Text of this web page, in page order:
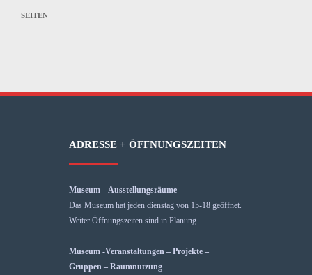
SEITEN
ADRESSE + ÖFFNUNGSZEITEN
Museum – Ausstellungsräume
Das Museum hat jeden dienstag von 15-18 geöffnet.
Weiter Öffnungszeiten sind in Planung.
Museum -Veranstaltungen – Projekte –
Gruppen – Raumnutzung